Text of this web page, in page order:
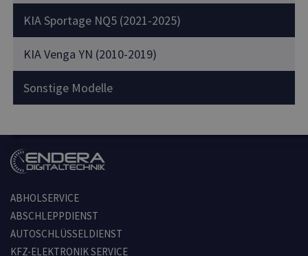
KIA Sportage NQ5 (2021-2025)
KIA Venga YN (2010-2019)
Sonstige Modelle
ABHOLSERVICE
ABSCHLEPPDIENST
AUTOSCHLÜSSELDIENST
KFZ-ELEKTRONIK SERVICE